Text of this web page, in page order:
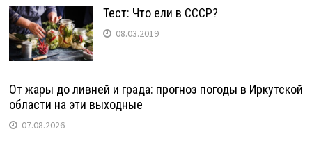
Тест: Что ели в СССР?
08.03.2019
От жары до ливней и града: прогноз погоды в Иркутской
области на эти выходные
07.08.2026